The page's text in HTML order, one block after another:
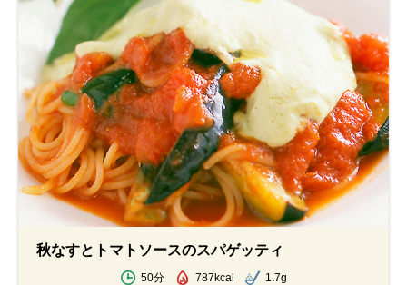
秋なすとトマトソースのスパゲッティ
50分 787kcal 1.7g